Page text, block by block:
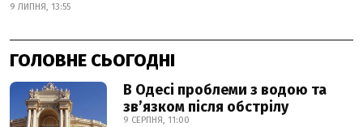
9 ЛИПНЯ, 13:55
ГОЛОВНЕ СЬОГОДНІ
В Одесі проблеми з водою та
звʼязком після обстрілу
9 СЕРПНЯ, 11:00